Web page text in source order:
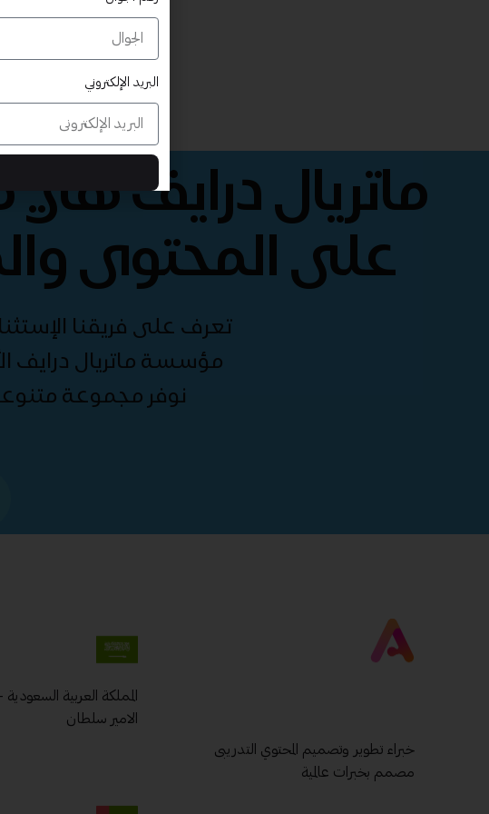
ماتريال درايف
على المحتوى
تعرف على فريقنا
مؤسسة ماتريال درايف
نوفر مجموعة
خبراء تطوير وتصميم المحتوي التدريبى
مصمم بخبرات عالمية
المملكة العربية
الامير سلطان
البريد الإلكتروني